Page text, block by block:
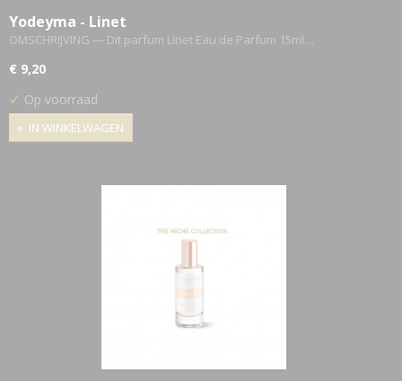
Yodeyma - Linet
OMSCHRIJVING — Dit parfum Linet Eau de Parfum 15ml…
€ 9,20
✓ Op voorraad
IN WINKELWAGEN